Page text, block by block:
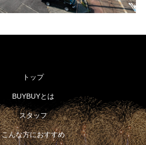
トップ
BUYBUYとは
スタッフ
こんな方におすすめ